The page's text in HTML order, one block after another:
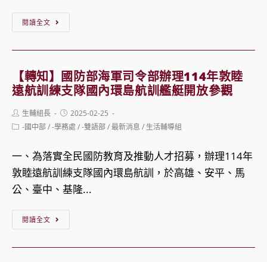
際
交
部
績
學
國
際
化
閱讀全文
國
立
中
實
高
級
中
【轉知】國防部海軍司令部辦理114年敦睦
遠航訓練支隊國內環島航訓艦艇開放參觀
Post
author:
生輔組長
Post
published:
2025-02-25
Post-國中部/-學務處 /-雙語部/最新消息 / 生活輔導組
一、為落實全民國防教育及推動人才招募，辦理114年
敦睦遠航訓練支隊國內環島航訓，於高雄、安平、馬
公、臺中、基隆...
閱讀全文
國